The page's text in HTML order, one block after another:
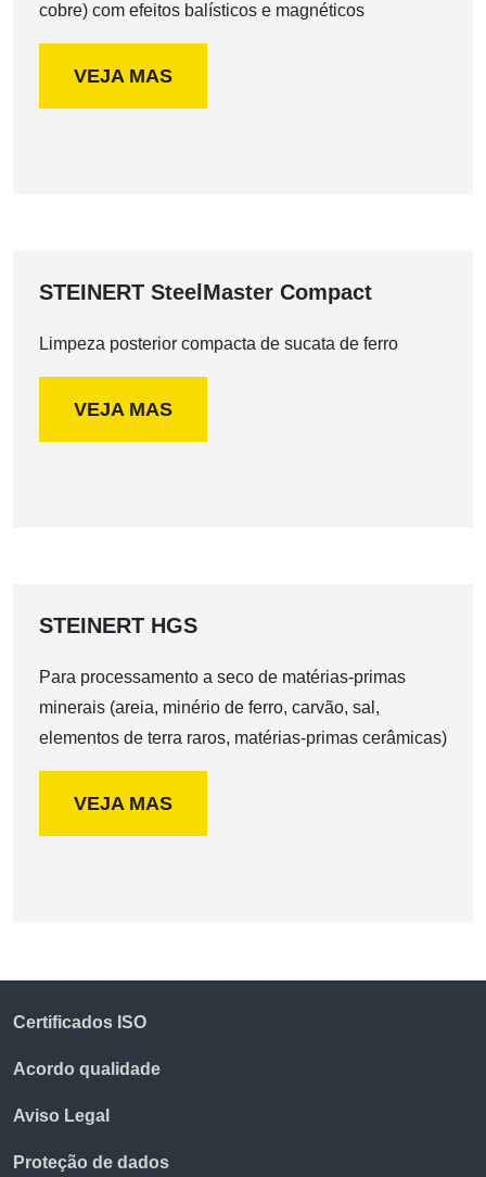
cobre) com efeitos balísticos e magnéticos
VEJA MAS
STEINERT SteelMaster Compact
Limpeza posterior compacta de sucata de ferro
VEJA MAS
STEINERT HGS
Para processamento a seco de matérias-primas
minerais (areia, minério de ferro, carvão, sal,
elementos de terra raros, matérias-primas cerâmicas)
VEJA MAS
Certificados ISO
Acordo qualidade
Aviso Legal
Proteção de dados